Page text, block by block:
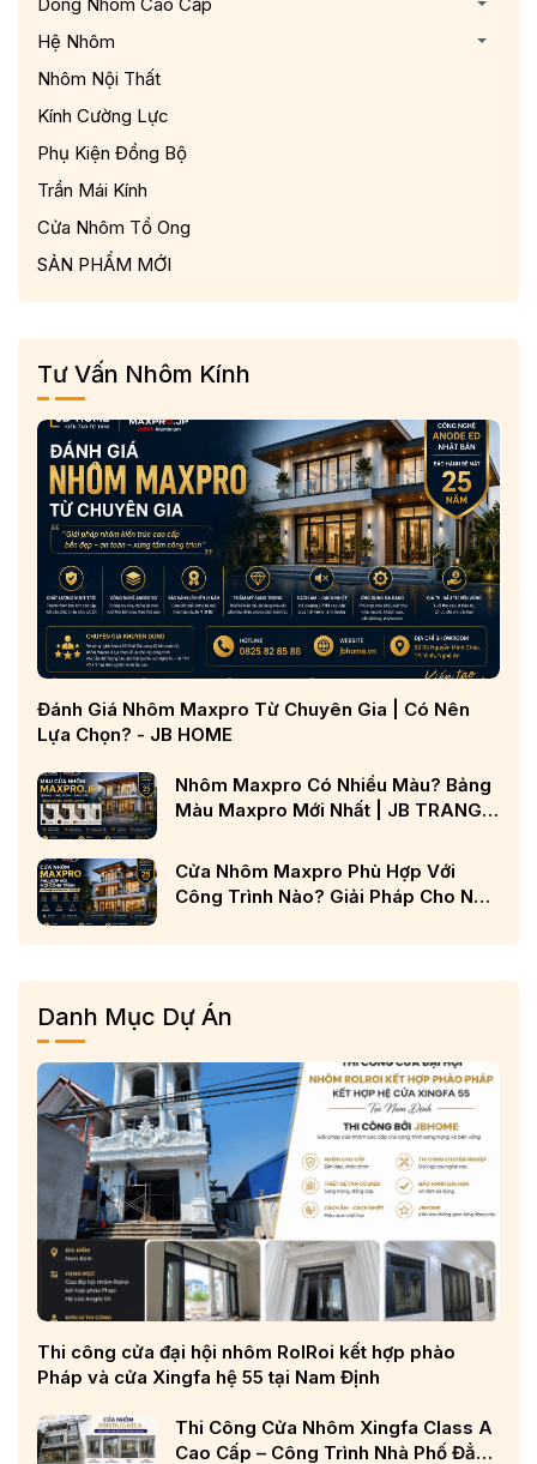
Hệ Nhôm
Nhôm Nội Thất
Kính Cường Lực
Phụ Kiện Đồng Bộ
Trần Mái Kính
Cửa Nhôm Tổ Ong
SẢN PHẨM MỚI
Tư Vấn Nhôm Kính
Đánh Giá Nhôm Maxpro Từ Chuyên Gia | Có Nên
Lựa Chọn? - JB HOME
Nhôm Maxpro Có Nhiều Màu? Bảng
Màu Maxpro Mới Nhất | JB TRANG
Cửa Nhôm Maxpro Phù Hợp Với
Công Trình Nào? Giải Pháp Cho Nhà
Cấp
Danh Mục Dự Án
Thi công cửa đại hội nhôm RolRoi kết hợp phào
Pháp và cửa Xingfa hệ 55 tại Nam Định
Thi Công Cửa Nhôm Xingfa Class A
Cao Cấp – Công Trình Nhà Phố Đẳng